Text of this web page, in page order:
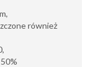
również